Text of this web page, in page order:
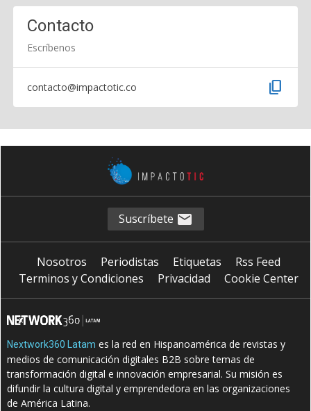
Contacto
Escríbenos
contacto@impactotic.co content_copy
Suscríbete
Nosotros Periodistas Etiquetas
Rss Feed
Terminos y Condiciones
Privacidad Cookie Center
Nextwork360 Latam es la red en Hispanoamérica de revistas y
medios de comunicación digitales B2B sobre temas de
transformación digital e innovación empresarial. Su misión es
difundir la cultura digital y emprendedora en las organizaciones
de América Latina.